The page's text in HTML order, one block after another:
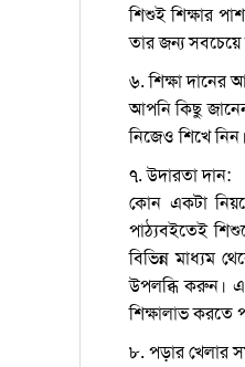
শিশুই শিক্ষার
তার জন্য
৬. শিক্ষা দানের
আপনি কিছু
নিজেও শিখে
৭. উদারতা দান:
কোন একটা
পাঠ্যবইতেই
বিভিন্ন মাধ্যম
উপলব্ধি করুন। এ
শিক্ষালাভ করতে
৮. পড়ার খেলার